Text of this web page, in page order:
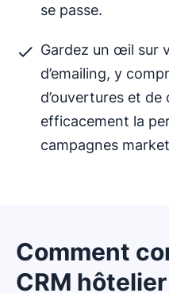
se passe.
Gardez un œil sur
d’emailing, y
d’ouvertures et
efficacement la
campagnes
Comment
CRM hôtelier